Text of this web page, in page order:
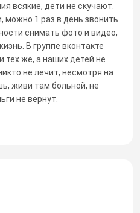
всякие, дети не скучают.
можно 1 раз в день звонить
снимать фото и видео,
В группе вконтакте
же, а наших детей не
не лечит, несмотря на
живи там больной, не
не вернут.